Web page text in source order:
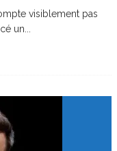
visiblement pas
un...